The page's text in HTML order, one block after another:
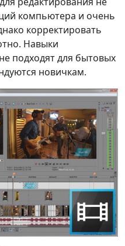
компьютера и очень
корректировать
Навыки
подходят для бытовых
новичкам.
Tiếng Việt
Italiano
Svenska
Türk
தமிழ்
한국어
қазақ
文